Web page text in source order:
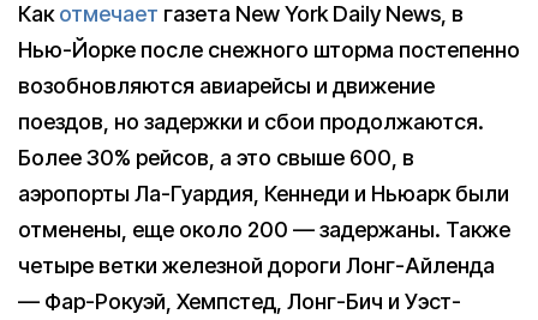
Какотмечает газета New York Daily News, в
Нью-Йорке после снежного шторма постепенно
возобновляются авиарейсы и движение
поездов, но задержки и сбои продолжаются.
Более 30% рейсов, а это свыше 600, в
аэропорты Ла-Гуардия, Кеннеди и Ньюарк были
отменены, еще около 200 — задержаны. Также
четыре ветки железной дороги Лонг-Айленда
— Фар-Рокуэй, Хемпстед, Лонг-Бич и Уэст-